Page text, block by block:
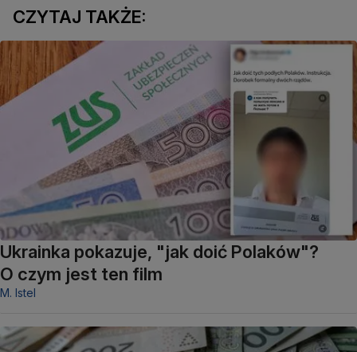
CZYTAJ TAKŻE:
Ukrainka pokazuje, "jak doić Polaków"?
O czym jest ten film
M. Istel